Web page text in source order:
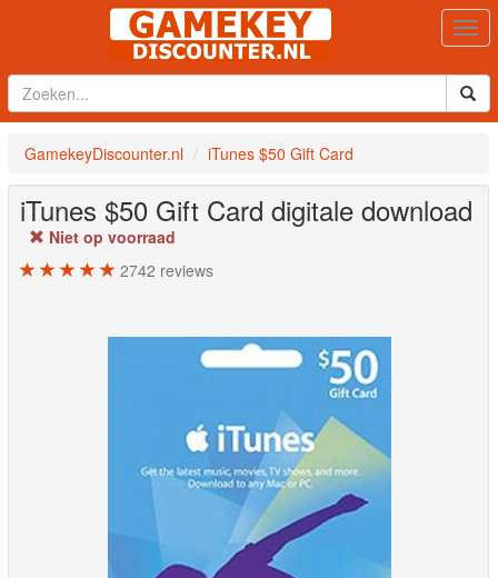
GamekeyDiscounter.nl iTunes $50 Gift Card
iTunes $50 Gift Card digitale download
Niet op voorraad
2742 reviews